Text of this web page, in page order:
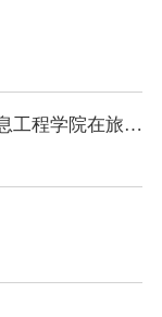
4. 米加小镇更新大学,大连交通大学信息工程学院在旅顺大学城里么